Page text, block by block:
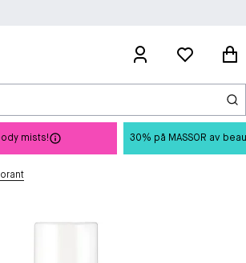
mists! 30% på MASSOR av